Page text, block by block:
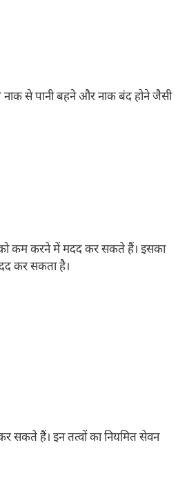
से पानी बहने और नाक बंद होने जैसी
कम करने में मदद कर सकते हैं। इसका
कर सकता है।
सकते हैं। इन तत्वों का नियमित सेवन